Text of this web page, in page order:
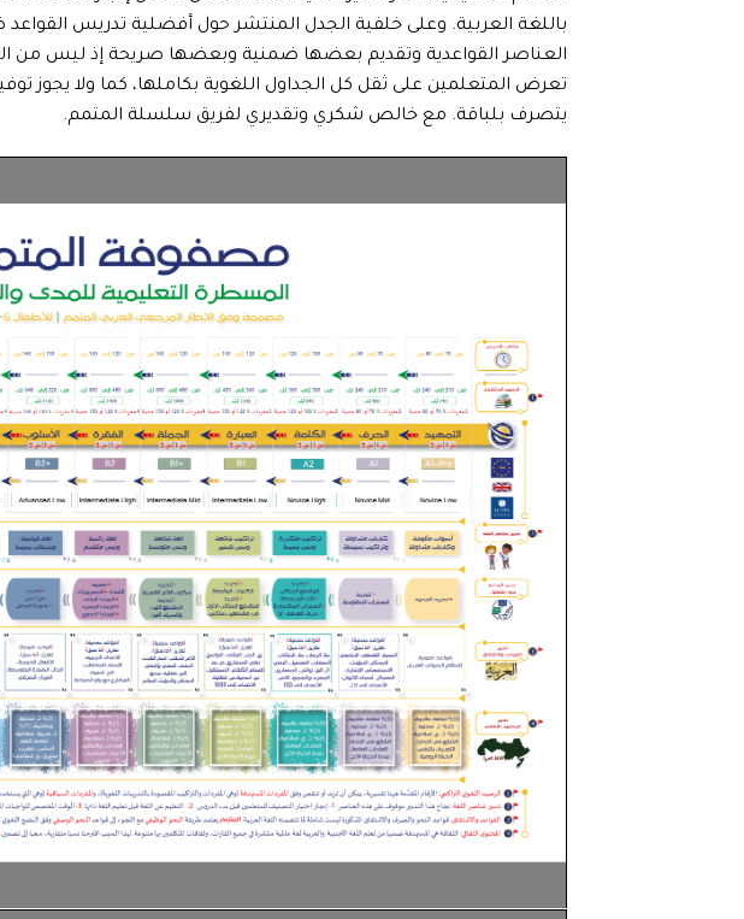
باللغة العربية. وعلى خلفية الجدل المنتشر حول أفضلية تدريس
العناصر القواعدية وتقديم بعضها ضمنية وبعضها صريحة إذ ليس من
تعرض المتعلمين على ثقل كل الجداول اللغوية بكاملها، كما ولا يجوز
يتصرف بلباقة. مع خالص شكري وتقديري لفريق سلسلة المتمم.